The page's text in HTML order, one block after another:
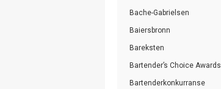
Bache-Gabrielsen
Baiersbronn
Bareksten
Bartender’s Choice Awards
Bartenderkonkurranse